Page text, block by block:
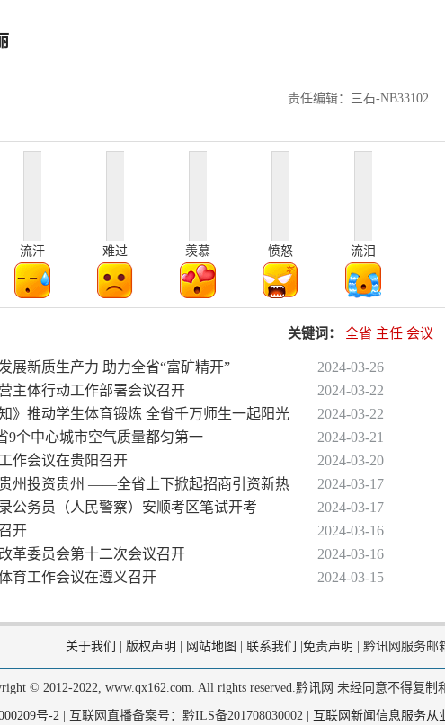
责任编辑：三石-NB33102
流汗 难过 羡慕 愤怒 流泪
关键词： 全省 主任 会议
展新质生产力 助力全省“富矿精开”
2024-03-26
主体行动工作部署会议召开
2024-03-22
》推动学生体育锻炼 全省千万师生一起阳光
2024-03-22
9个中心城市空气质量都匀第一
2024-03-21
作会议在贵阳召开
2024-03-20
州投资贵州 ——全省上下掀起招商引资新热
2024-03-17
公务员（人民警察）安顺考区笔试开考
2024-03-17
开
2024-03-16
革委员会第十二次会议召开
2024-03-16
育工作会议在遵义召开
2024-03-15
关于我们 版权声明 网站地图 联系我们 免责声明 黔讯网服务邮
© 2012-2022, www.qx162.com. All rights reserved.黔讯网 未经同意不得复制
号-2| 互联网直播备案号：黔ILS备201708030002 | 互联网新闻信息服务从